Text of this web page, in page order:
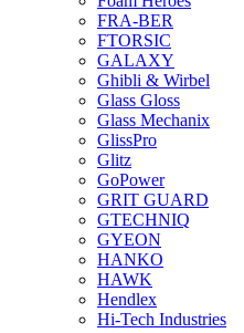
FRA-BER
FTORSIC
GALAXY
Ghibli & Wirbel
Glass Gloss
Glass Mechanix
GlissPro
Glitz
GoPower
GRIT GUARD
GTECHNIQ
GYEON
HANKO
HAWK
Hendlex
Hi-Tech Industries